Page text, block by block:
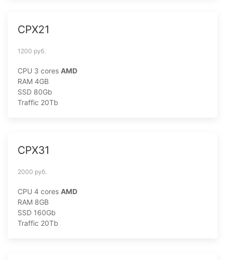
CPX21
1200 руб.
CPU 3 cores AMD
RAM 4GB
SSD 80Gb
Traffic 20Tb
CPX31
2000 руб.
CPU 4 cores AMD
RAM 8GB
SSD 160Gb
Traffic 20Tb